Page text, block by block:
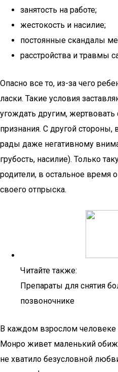
занятость на работе;
жестокость и насилие;
постоянные скандалы
расстройства и травмы
Опасно все то, из-за чего
ласки. Такие условия
угождать другим, жертвовать
признания. С другой
рады даже негативному
грубость, насилие). Только
родители, в остальное время
своего отпрыска.
Читайте также:
Препараты для снятия
позвоночнике
В каждом взрослом
Монро живет маленький
не хватило безусловной